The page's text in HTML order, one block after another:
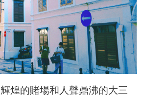
煌的賭場和人聲鼎沸的大三